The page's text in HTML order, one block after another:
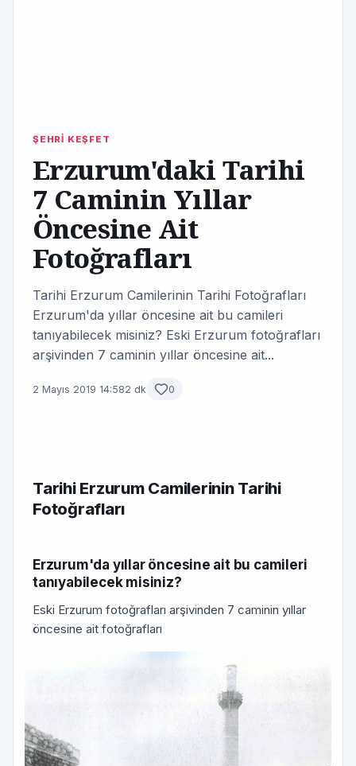
ŞEHRİ KEŞFET
Erzurum'daki Tarihi
7 Caminin Yıllar
Öncesine Ait
Fotoğrafları
Tarihi Erzurum Camilerinin Tarihi Fotoğrafları
Erzurum'da yıllar öncesine ait bu camileri
tanıyabilecek misiniz? Eski Erzurum fotoğrafları
arşivinden 7 caminin yıllar öncesine ait...
2 Mayıs 2019 14:582 dk 0
Tarihi Erzurum Camilerinin Tarihi
Fotoğrafları
Erzurum'da yıllar öncesine ait bu camileri
tanıyabilecek misiniz?
Eski Erzurum fotoğrafları arşivinden 7 caminin yıllar
öncesine ait fotoğrafları